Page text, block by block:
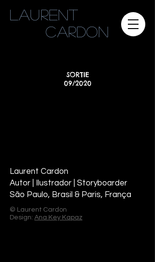
Laurent
cardon
SORTIE
09/2020
Laurent Cardon
Autor | Ilustrador | Storyboarder
São Paulo, Brasil & Paris, França
© Laurent Cardon
Design: Ana Key Kapaz